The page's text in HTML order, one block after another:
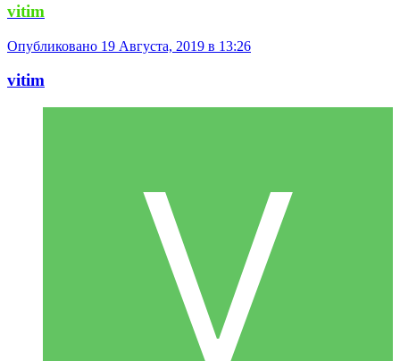
vitim
Опубликовано 19 Августа, 2019 в 13:26
vitim